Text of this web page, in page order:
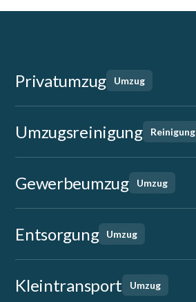
Privatumzug Umzug
Umzugsreinigung Reinigung
Gewerbeumzug Umzug
Entsorgung Umzug
Kleintransport Umzug